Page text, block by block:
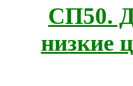
СП50.
низкие